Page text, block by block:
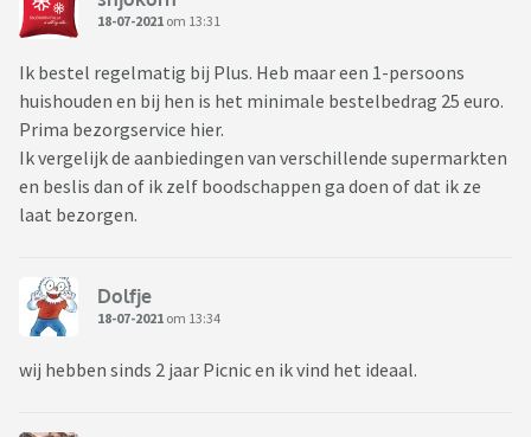
18-07-2021 om 13:31
Ik bestel regelmatig bij Plus. Heb maar een 1-persoons
huishouden en bij hen is het minimale bestelbedrag 25 euro.
Prima bezorgservice hier.
Ik vergelijk de aanbiedingen van verschillende supermarkten
en beslis dan of ik zelf boodschappen ga doen of dat ik ze
laat bezorgen.
Dolfje
18-07-2021 om 13:34
wij hebben sinds 2 jaar Picnic en ik vind het ideaal.